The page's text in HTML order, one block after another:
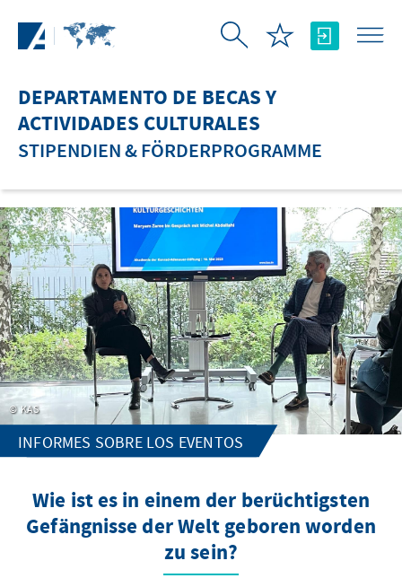
DEPARTAMENTO DE BECAS Y
ACTIVIDADES CULTURALES
STIPENDIEN & FÖRDERPROGRAMME
KAS
INFORMES SOBRE LOS EVENTOS
Wie ist es in einem der berüchtigsten
Gefängnisse der Welt geboren worden
zu sein?